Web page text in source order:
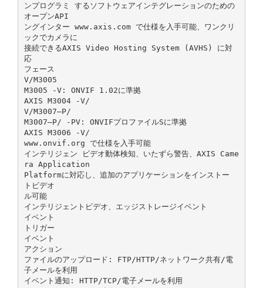
ンプログラミ するソフトウェアインテグレーションのための
オープンAPI
ングインター www.axis.com で仕様を入手可能、ワンクリ
ックでカメラに
接続できるAXIS Video Hosting System (AVHS) に対
応
フェース
V/M3005
M3005 ‑V: ONVIF 1.02に準拠
AXIS M3004 ‑V/
V/M3007–P/
M3007–P/ ‑PV: ONVIFプロファイルSに準拠
AXIS M3006 ‑V/
www.onvif.org で仕様を入手可能
インテリジェン ビデオ動体検知、いたずら警告、AXIS Came
ra Application
Platformに対応し、追加のアプリケーションをインストー
トビデオ
ル可能
インテリジェントビデオ、エッジストレージイベント
イベント
トリガー
イベント
アクション
ファイルのアップロード: FTP/HTTP/ネットワーク共有/電
子メールを利用
イベント通知: HTTP/TCP/電子メールを利用